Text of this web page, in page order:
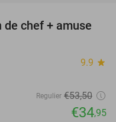
35%
de chef + amuse
9.9 star
Regulier €53,50
€34,95